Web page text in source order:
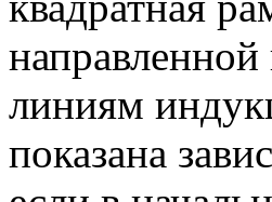
линиям
показана